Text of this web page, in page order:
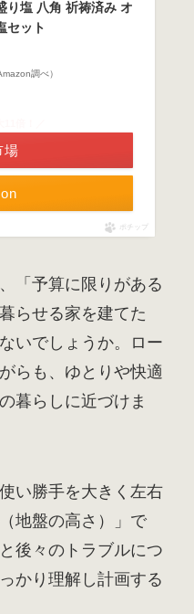
り塩 八角 祈祷済み オ
セット
調べ）
場
ポチップ
「予算に限りがある
らせる家を建てた
いでしょうか。ロー
らも、ゆとりや快適
暮らしに近づけま
い勝手を大きく左右
地盤の高さ）」で
後々のトラブルにつ
かり理解し計画する